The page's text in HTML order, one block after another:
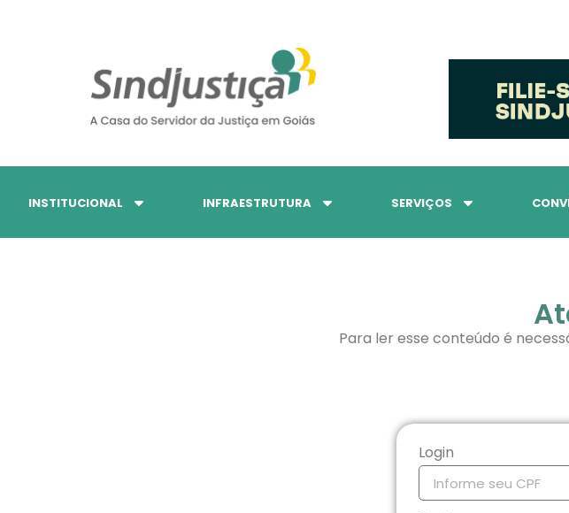
INSTITUCIONAL INFRAESTRUTURA SERVIÇOS
Para ler esse conteúdo é
Login